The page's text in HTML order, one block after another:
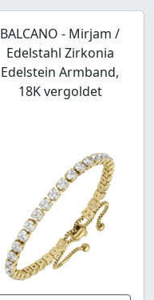
BALCANO - Mirjam /
Edelstahl Zirkonia
Edelstein Armband,
18K vergoldet